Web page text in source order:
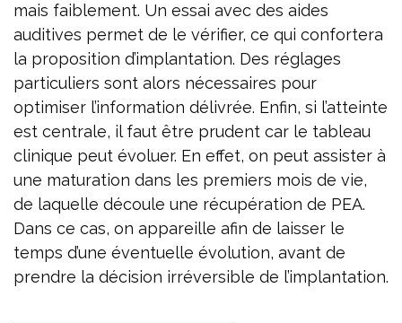
mais faiblement. Un essai avec des aides
auditives permet de le vérifier, ce qui confortera
la proposition d’implantation. Des réglages
particuliers sont alors nécessaires pour
optimiser l’information délivrée. Enfin, si l’atteinte
est centrale, il faut être prudent car le tableau
clinique peut évoluer. En effet, on peut assister à
une maturation dans les premiers mois de vie,
de laquelle découle une récupération de PEA.
Dans ce cas, on appareille afin de laisser le
temps d’une éventuelle évolution, avant de
prendre la décision irréversible de l’implantation.